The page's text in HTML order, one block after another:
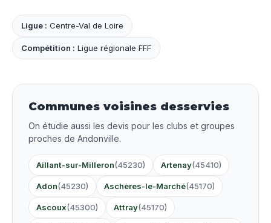
Ligue : Centre-Val de Loire
Compétition : Ligue régionale FFF
Communes voisines desservies
On étudie aussi les devis pour les clubs et groupes
proches de Andonville.
Aillant-sur-Milleron(45230) Artenay(45410)
Adon(45230) Aschères-le-Marché(45170)
Ascoux(45300) Attray(45170)